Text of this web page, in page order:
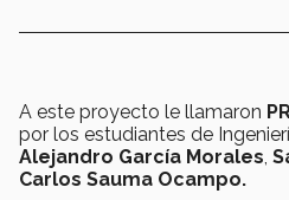
A este proyecto le llamaron
por los estudiantes de
Alejandro García Morales
Carlos Sauma Ocampo.